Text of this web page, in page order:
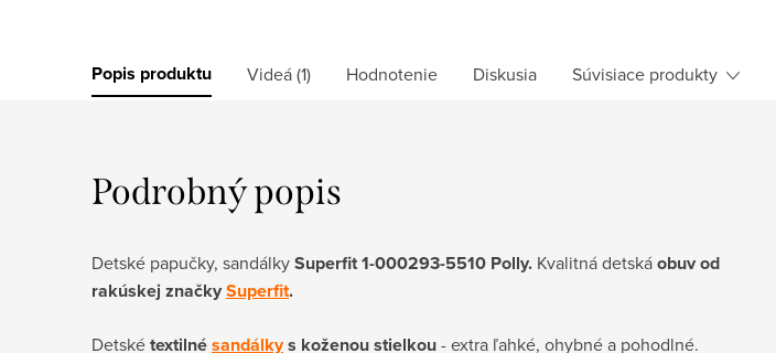
Popis produktu Videá (1) Hodnotenie Diskusia Súvisiace produkty
Podrobný popis
Detské papučky, sandálkySuperfit 1-000293-5510 Polly. Kvalitná detskáobuv od
rakúskej značkySuperfit.
Detskétextilnésandálkys koženou stielkou- extra ľahké, ohybné a pohodlné.